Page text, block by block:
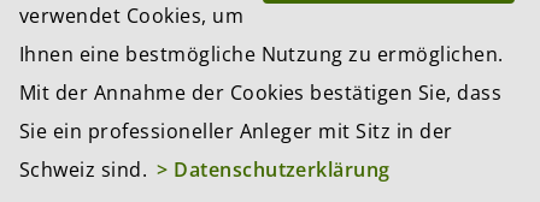
verwendet Cookies, um
Ihnen eine bestmögliche Nutzung zu ermöglichen.
Mit der Annahme der Cookies bestätigen Sie, dass
Sie ein professioneller Anleger mit Sitz in der
Schweiz sind. > Datenschutzerklärung